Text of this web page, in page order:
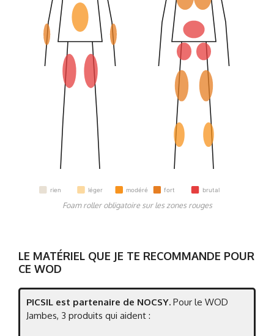
rien léger modéré fort brutal
Foam roller obligatoire sur les zones rouges
LE MATÉRIEL QUE JE TE RECOMMANDE POUR
CE WOD
PICSIL est partenaire de NOCSY. Pour le WOD
Jambes, 3 produits qui aident :